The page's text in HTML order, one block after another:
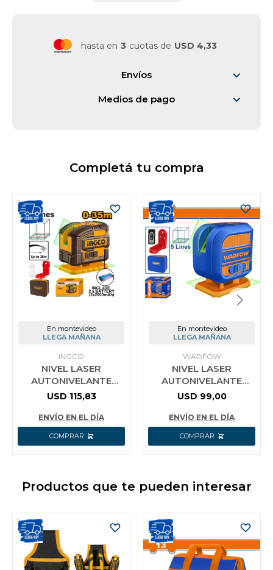
hasta en 3 cuotas de USD 4,33
Envíos
Medios de pago
Completá tu compra
En montevideo
LLEGA MAÑANA
INGCO
NIVEL LASER
AUTONIVELANTE
VERDE 35M +
USD 115,83
ENVÍO EN EL DÍA
En montevideo
LLEGA MAÑANA
WADFOW
NIVEL LASER
AUTONIVELANTE
VERDE 30M WADFOW
USD 99,00
ENVÍO EN EL DÍA
Productos que te pueden interesar